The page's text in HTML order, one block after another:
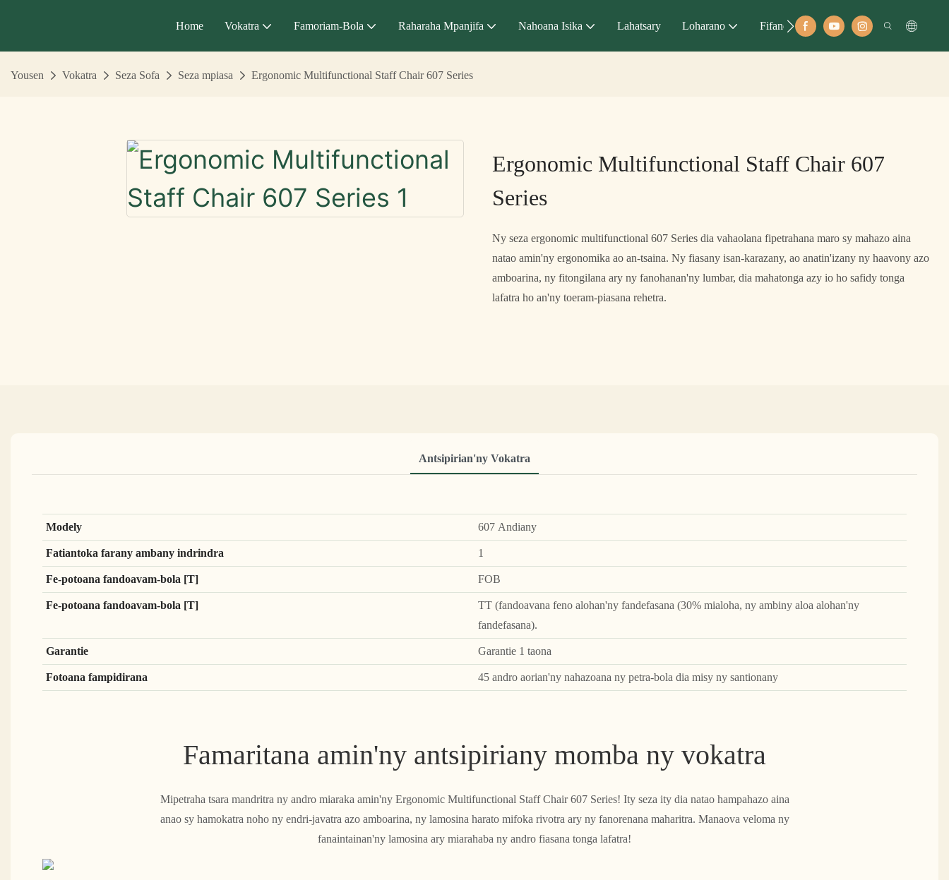
Home Vokatra Famoriam-Bola Raharaha Mpanjifa Nahoana Isika Lahatsary Loharano Fifandraisana
Yousen Vokatra Seza Sofa Seza mpiasa Ergonomic Multifunctional Staff Chair 607 Series
Ergonomic Multifunctional Staff Chair 607
Series
Ny seza ergonomic multifunctional 607 Series dia vahaolana fipetrahana maro sy mahazo aina
natao amin'ny ergonomika ao an-tsaina. Ny fiasany isan-karazany, ao anatin'izany ny haavony azo
amboarina, ny fitongilana ary ny fanohanan'ny lumbar, dia mahatonga azy io ho safidy tonga
lafatra ho an'ny toeram-piasana rehetra.
Antsipirian'ny Vokatra
Modely
607 Andiany
Fatiantoka farany ambany indrindra
1
Fe-potoana fandoavam-bola [T]
FOB
Fe-potoana fandoavam-bola [T]
TT (fandoavana feno alohan'ny fandefasana (30% mialoha, ny ambiny aloa alohan'ny
fandefasana).
Garantie
Garantie 1 taona
Fotoana fampidirana
45 andro aorian'ny nahazoana ny petra-bola dia misy ny santionany
Famaritana amin'ny antsipiriany momba ny vokatra
Mipetraha tsara mandritra ny andro miaraka amin'ny Ergonomic Multifunctional Staff Chair 607 Series! Ity seza ity dia natao hampahazo aina
anao sy hamokatra noho ny endri-javatra azo amboarina, ny lamosina harato mifoka rivotra ary ny fanorenana maharitra. Manaova veloma ny
fanaintainan'ny lamosina ary miarahaba ny andro fiasana tonga lafatra!